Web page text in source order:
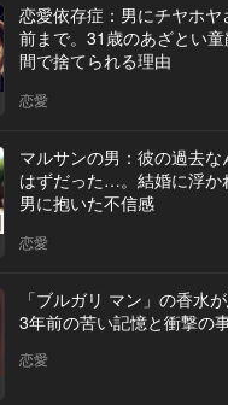
恋愛依存症：男にチヤホヤ
前まで。31歳のあざとい
間で捨てられる理由
恋愛
マルサンの男：彼の過去
はずだった…。結婚に浮か
男に抱いた不信感
恋愛
「ブルガリ マン」の香水
3年前の苦い記憶と衝撃の
恋愛